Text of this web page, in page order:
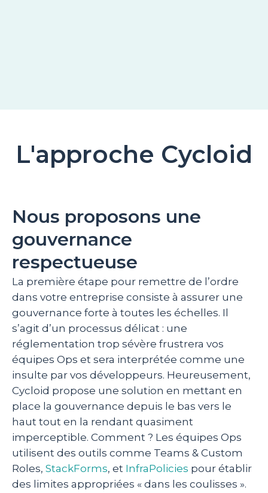
L'approche Cycloid
Nous proposons une
gouvernance
respectueuse
La première étape pour remettre de l’ordre
dans votre entreprise consiste à assurer une
gouvernance forte à toutes les échelles. Il
s’agit d’un processus délicat : une
réglementation trop sévère frustrera vos
équipes Ops et sera interprétée comme une
insulte par vos développeurs. Heureusement,
Cycloid propose une solution en mettant en
place la gouvernance depuis le bas vers le
haut tout en la rendant quasiment
imperceptible. Comment ? Les équipes Ops
utilisent des outils comme Teams & Custom
Roles, StackForms, et InfraPolicies pour établir
des limites appropriées « dans les coulisses ».